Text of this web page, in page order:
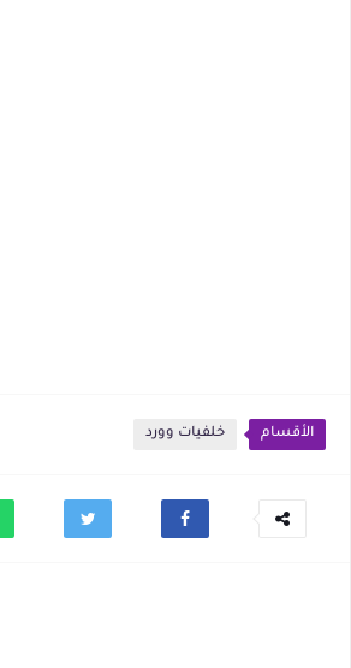
الأقسام خلفيات وورد